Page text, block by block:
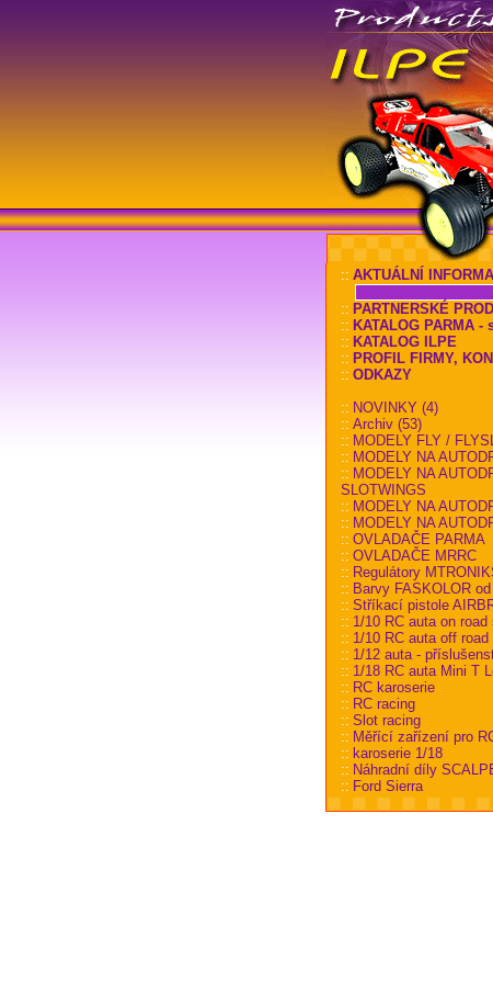
:: AKTUÁLNÍ
:: PARTNERSKÉ
:: KATALOG PARMA -
:: KATALOG ILPE
:: PROFIL FIRMY,
:: ODKAZY
:: NOVINKY (4)
:: Archiv (53)
:: MODELY FLY /
:: MODELY NA
:: MODELY NA
SLOTWINGS
:: MODELY NA
:: MODELY NA
:: OVLADAČE PARMA
:: OVLADAČE MRRC
:: Regulátory
:: Barvy FASKOLOR
:: Stříkací pistole
:: 1/10 RC auta on
:: 1/10 RC auta off
:: 1/12 auta -
:: 1/18 RC auta Mini T
:: RC karoserie
:: RC racing
:: Slot racing
:: Měřící zařízení pro
:: karoserie 1/18
:: Náhradní díly
:: Ford Sierra